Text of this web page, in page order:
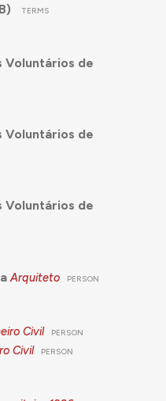
TERMS
Voluntários de
Voluntários de
Voluntários de
Arquiteto PERSON
Civil PERSON
Civil PERSON